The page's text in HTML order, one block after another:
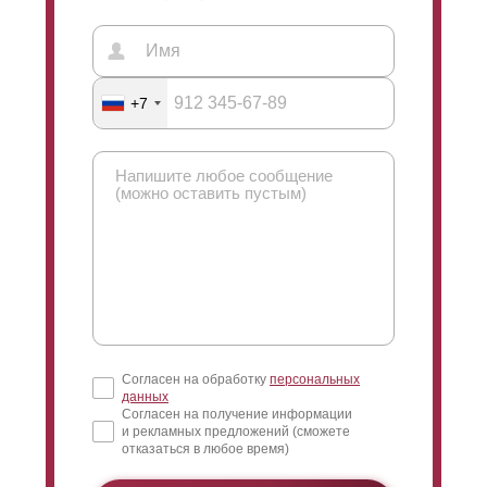
+7
Согласен на обработку персональных
данных
Согласен на получение информации
и рекламных предложений (сможете
отказаться в любое время)